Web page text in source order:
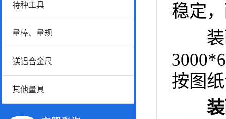
特种工具
量棒、量规
镁铝合金尺
其他量具
稳定
装配
按图